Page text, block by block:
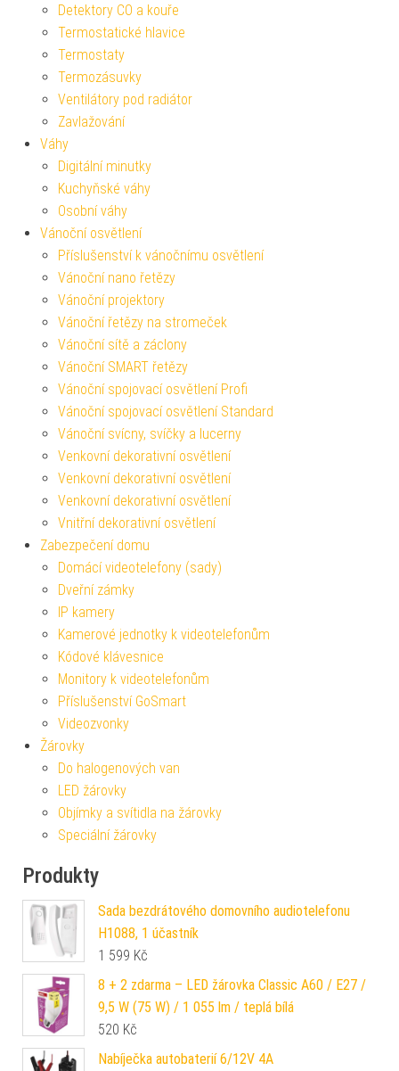
Detektory CO a kouře
Termostatické hlavice
Termostaty
Termozásuvky
Ventilátory pod radiátor
Zavlažování
Váhy
Digitální minutky
Kuchyňské váhy
Osobní váhy
Vánoční osvětlení
Příslušenství k vánočnímu osvětlení
Vánoční nano řetězy
Vánoční projektory
Vánoční řetězy na stromeček
Vánoční sítě a záclony
Vánoční SMART řetězy
Vánoční spojovací osvětlení Profi
Vánoční spojovací osvětlení Standard
Vánoční svícny, svíčky a lucerny
Venkovní dekorativní osvětlení
Venkovní dekorativní osvětlení
Venkovní dekorativní osvětlení
Vnitřní dekorativní osvětlení
Zabezpečení domu
Domácí videotelefony (sady)
Dveřní zámky
IP kamery
Kamerové jednotky k videotelefonům
Kódové klávesnice
Monitory k videotelefonům
Příslušenství GoSmart
Videozvonky
Žárovky
Do halogenových van
LED žárovky
Objímky a svítidla na žárovky
Speciální žárovky
Produkty
Sada bezdrátového domovního audiotelefonu
H1088, 1 účastník
1 599 Kč
8 + 2 zdarma – LED žárovka Classic A60 / E27 /
9,5 W (75 W) / 1 055 lm / teplá bílá
520 Kč
Nabíječka autobaterií 6/12V 4A